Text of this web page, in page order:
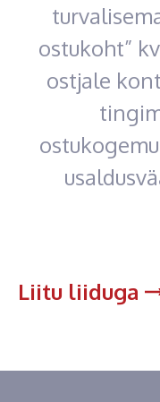
ostukoht”
ostjale
Liitu liiduga